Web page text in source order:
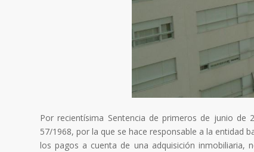
Por recientísima Sentencia de primeros de junio
57/1968, por la que se hace responsable a la entidad
los pagos a cuenta de una adquisición inmobiliaria,